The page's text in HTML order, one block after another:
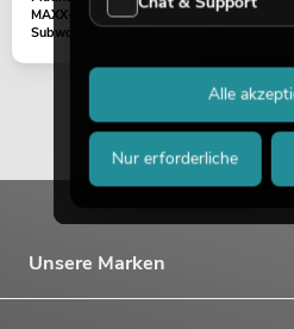
MAXX-1810NG Aktiv-
Subwoofer 18"
Unsere Marken
Nur erforderliche
Alle